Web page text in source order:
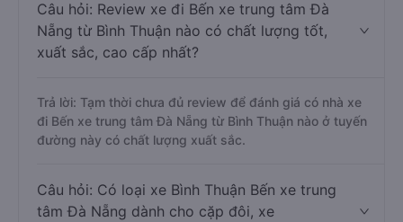
Câu hỏi: Review xe đi Bến xe trung tâm Đà
Nẵng từ Bình Thuận nào có chất lượng tốt,
xuất sắc, cao cấp nhất?
Trả lời: Tạm thời chưa đủ review để đánh giá có nhà xe
đi Bến xe trung tâm Đà Nẵng từ Bình Thuận nào ở tuyến
đường này có chất lượng xuất sắc.
Câu hỏi: Có loại xe Bình Thuận Bến xe trung
tâm Đà Nẵng dành cho cặp đôi, xe